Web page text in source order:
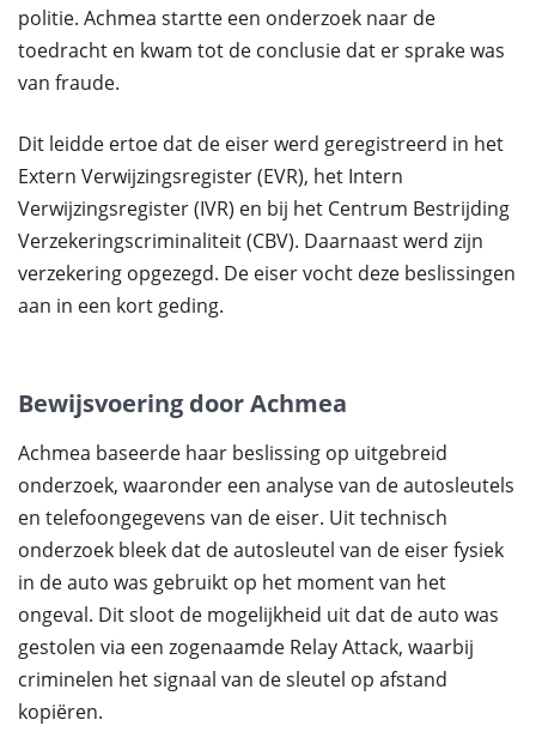
politie. Achmea startte een onderzoek naar de
toedracht en kwam tot de conclusie dat er sprake was
van fraude.
Dit leidde ertoe dat de eiser werd geregistreerd in het
Extern Verwijzingsregister (EVR), het Intern
Verwijzingsregister (IVR) en bij het Centrum Bestrijding
Verzekeringscriminaliteit (CBV). Daarnaast werd zijn
verzekering opgezegd. De eiser vocht deze beslissingen
aan in een kort geding.
Bewijsvoering door Achmea
Achmea baseerde haar beslissing op uitgebreid
onderzoek, waaronder een analyse van de autosleutels
en telefoongegevens van de eiser. Uit technisch
onderzoek bleek dat de autosleutel van de eiser fysiek
in de auto was gebruikt op het moment van het
ongeval. Dit sloot de mogelijkheid uit dat de auto was
gestolen via een zogenaamde Relay Attack, waarbij
criminelen het signaal van de sleutel op afstand
kopiëren.